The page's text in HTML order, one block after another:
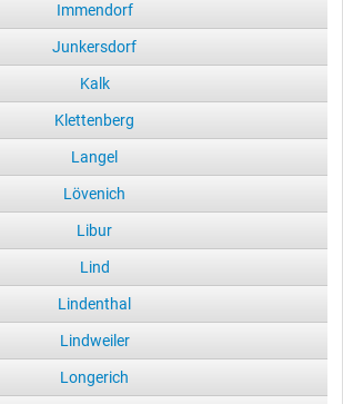
Immendorf
Junkersdorf
Kalk
Klettenberg
Langel
Lövenich
Libur
Lind
Lindenthal
Lindweiler
Longerich